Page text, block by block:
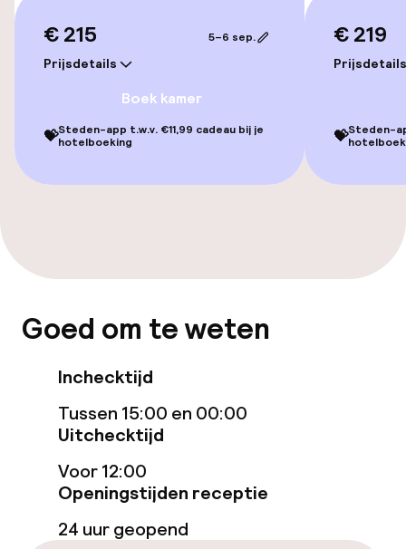
Eet- en drinkgelegenheden
Eet- en drinkdiensten
Schoonmaakvoorzieningen
Wasservice
Beleid
Overal rookvrij
€ 215
Prijsdetails
5–6 sep.
Boek kamer
💝Steden-app t.w.v. €11,99 cadeau bij je
hotelboeking
€ 219
Prijsdetails
💝Steden-
Goed om te weten
Inchecktijd
Tussen 15:00 en 00:00
Uitchecktijd
Voor 12:00
Openingstijden receptie
24 uur geopend